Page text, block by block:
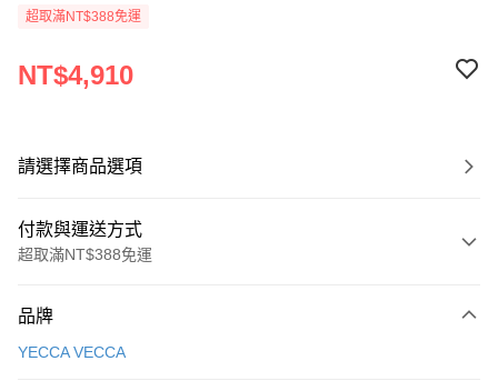
超取滿NT$388免運
NT$4,910
請選擇商品選項
付款與運送方式
超取滿NT$388免運
信用卡一次付款
品牌
YECCA VECCA